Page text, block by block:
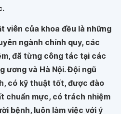
viên của khoa đều là những
ngành chính quy, các
đã từng công tác tại các
ương và Hà Nội. Đội ngũ
có kỹ thuật tốt, được đào
chuẩn mực, có trách nhiệm
bệnh, luôn làm việc với ý